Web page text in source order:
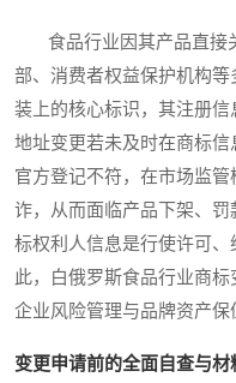
食品行业因其产品直接
部、消费者权益保护机构
装上的核心标识，其注册
地址变更若未及时在商标
官方登记不符，在市场监
诈，从而面临产品下架、
标权利人信息是行使许可
此，白俄罗斯食品行业商
企业风险管理与品牌资产保
变更申请前的全面自查与材